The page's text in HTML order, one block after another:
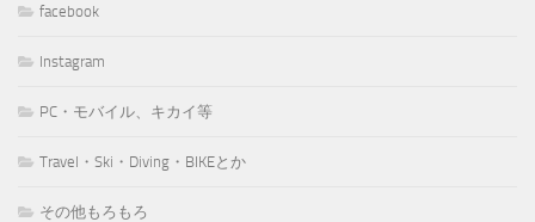
facebook
Instagram
PC・モバイル、キカイ等
Travel・Ski・Diving・BIKEとか
その他もろもろ